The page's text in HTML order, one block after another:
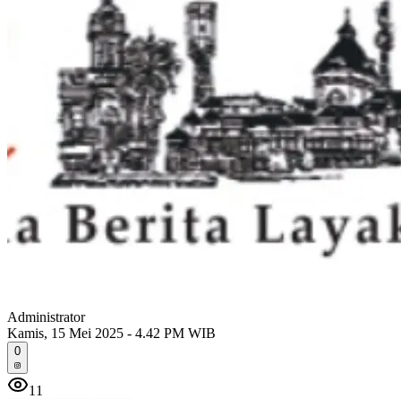
Administrator
Kamis, 15 Mei 2025 - 4.42 PM WIB
0
11